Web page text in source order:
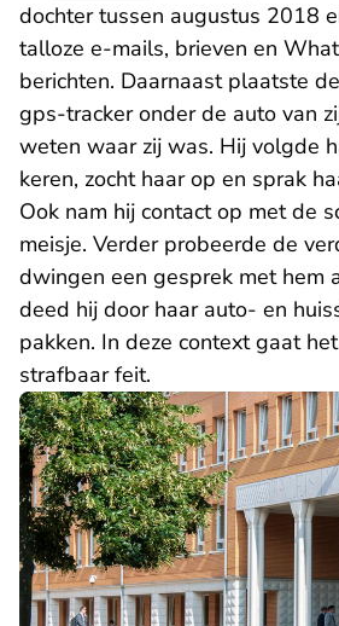
dochter tussen augustus 2018
talloze e-mails, brieven en
berichten. Daarnaast plaatste
gps-tracker onder de auto van
weten waar zij was. Hij volgde
keren, zocht haar op en sprak
Ook nam hij contact op met de
meisje. Verder probeerde de
dwingen een gesprek met hem
deed hij door haar auto- en
pakken. In deze context gaat
strafbaar feit.